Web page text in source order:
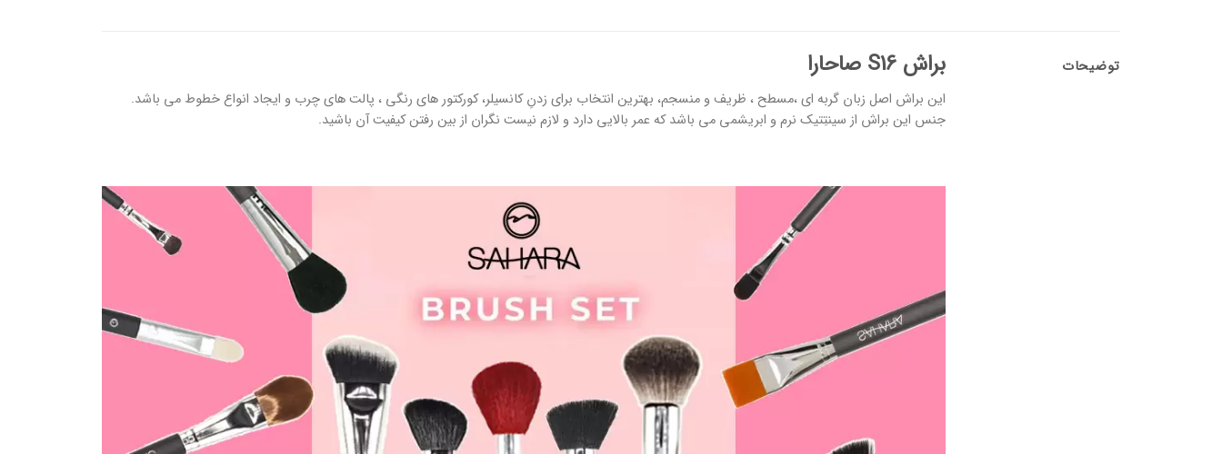
توضیحات براش S16 صاحارا
این براش اصل زبان گربه ای ،مسطح ، ظریف و منسجم، بهترین انتخاب برای زدنِ کانسیلر، کورکتور های رنگی ، پالت های چرب و ایجاد انواع خطوط می باشد.
جنس این براش از سینتِتیک نرم و ابریشمی می باشد که عمر بالایی دارد و لازم نیست نگران از بین رفتن کیفیت آن باشید.